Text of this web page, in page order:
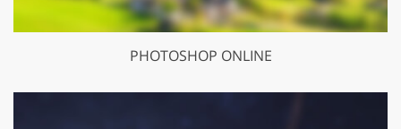
PHOTOSHOP ONLINE